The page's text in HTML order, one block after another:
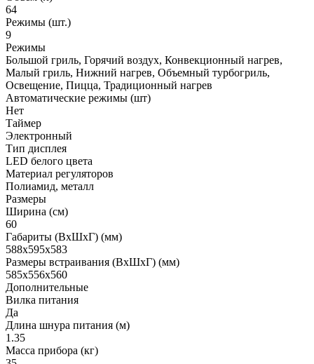
64
Режимы (шт.)
9
Режимы
Большой гриль, Горячий воздух, Конвекционный нагрев,
Малый гриль, Нижний нагрев, Объемный турбогриль,
Освещение, Пицца, Традиционный нагрев
Автоматические режимы (шт)
Нет
Таймер
Электронный
Тип дисплея
LED белого цвета
Материал регуляторов
Полиамид, металл
Размеры
Ширина (см)
60
Габариты (ВхШхГ) (мм)
588x595x583
Размеры встраивания (ВхШхГ) (мм)
585x556x560
Дополнительные
Вилка питания
Да
Длина шнура питания (м)
1.35
Масса прибора (кг)